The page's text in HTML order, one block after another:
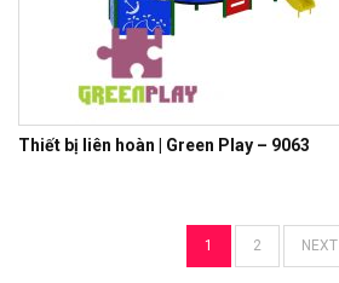
Thiết bị liên hoàn | Green Play – 9063
1 2 NEXT